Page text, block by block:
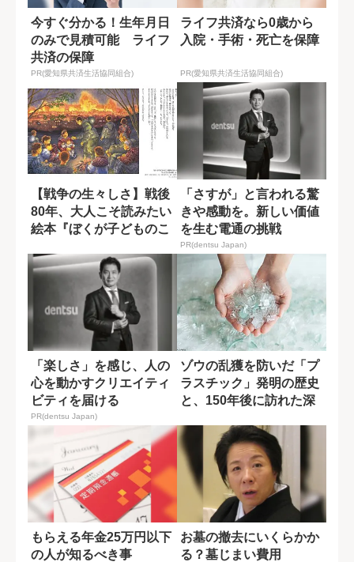
今すぐ分かる！生年月日
のみで見積可能 ライフ
共済の保障
PR(愛知県共済生活協同組合)
ライフ共済なら0歳から
入院・手術・死亡を保障
PR(愛知県共済生活協同組合)
【戦争の生々しさ】戦後
80年、大人こそ読みたい
絵本『ぼくが子どものこ
「さすが」と言われる驚
きや感動を。新しい価値
を生む電通の挑戦
PR(dentsu Japan)
「楽しさ」を感じ、人の
心を動かすクリエイティ
ビティを届ける
PR(dentsu Japan)
ゾウの乱獲を防いだ「プ
ラスチック」発明の歴史
と、150年後に訪れた深
もらえる年金25万円以下
の人が知るべき事
お墓の撤去にいくらかか
る？墓じまい費用